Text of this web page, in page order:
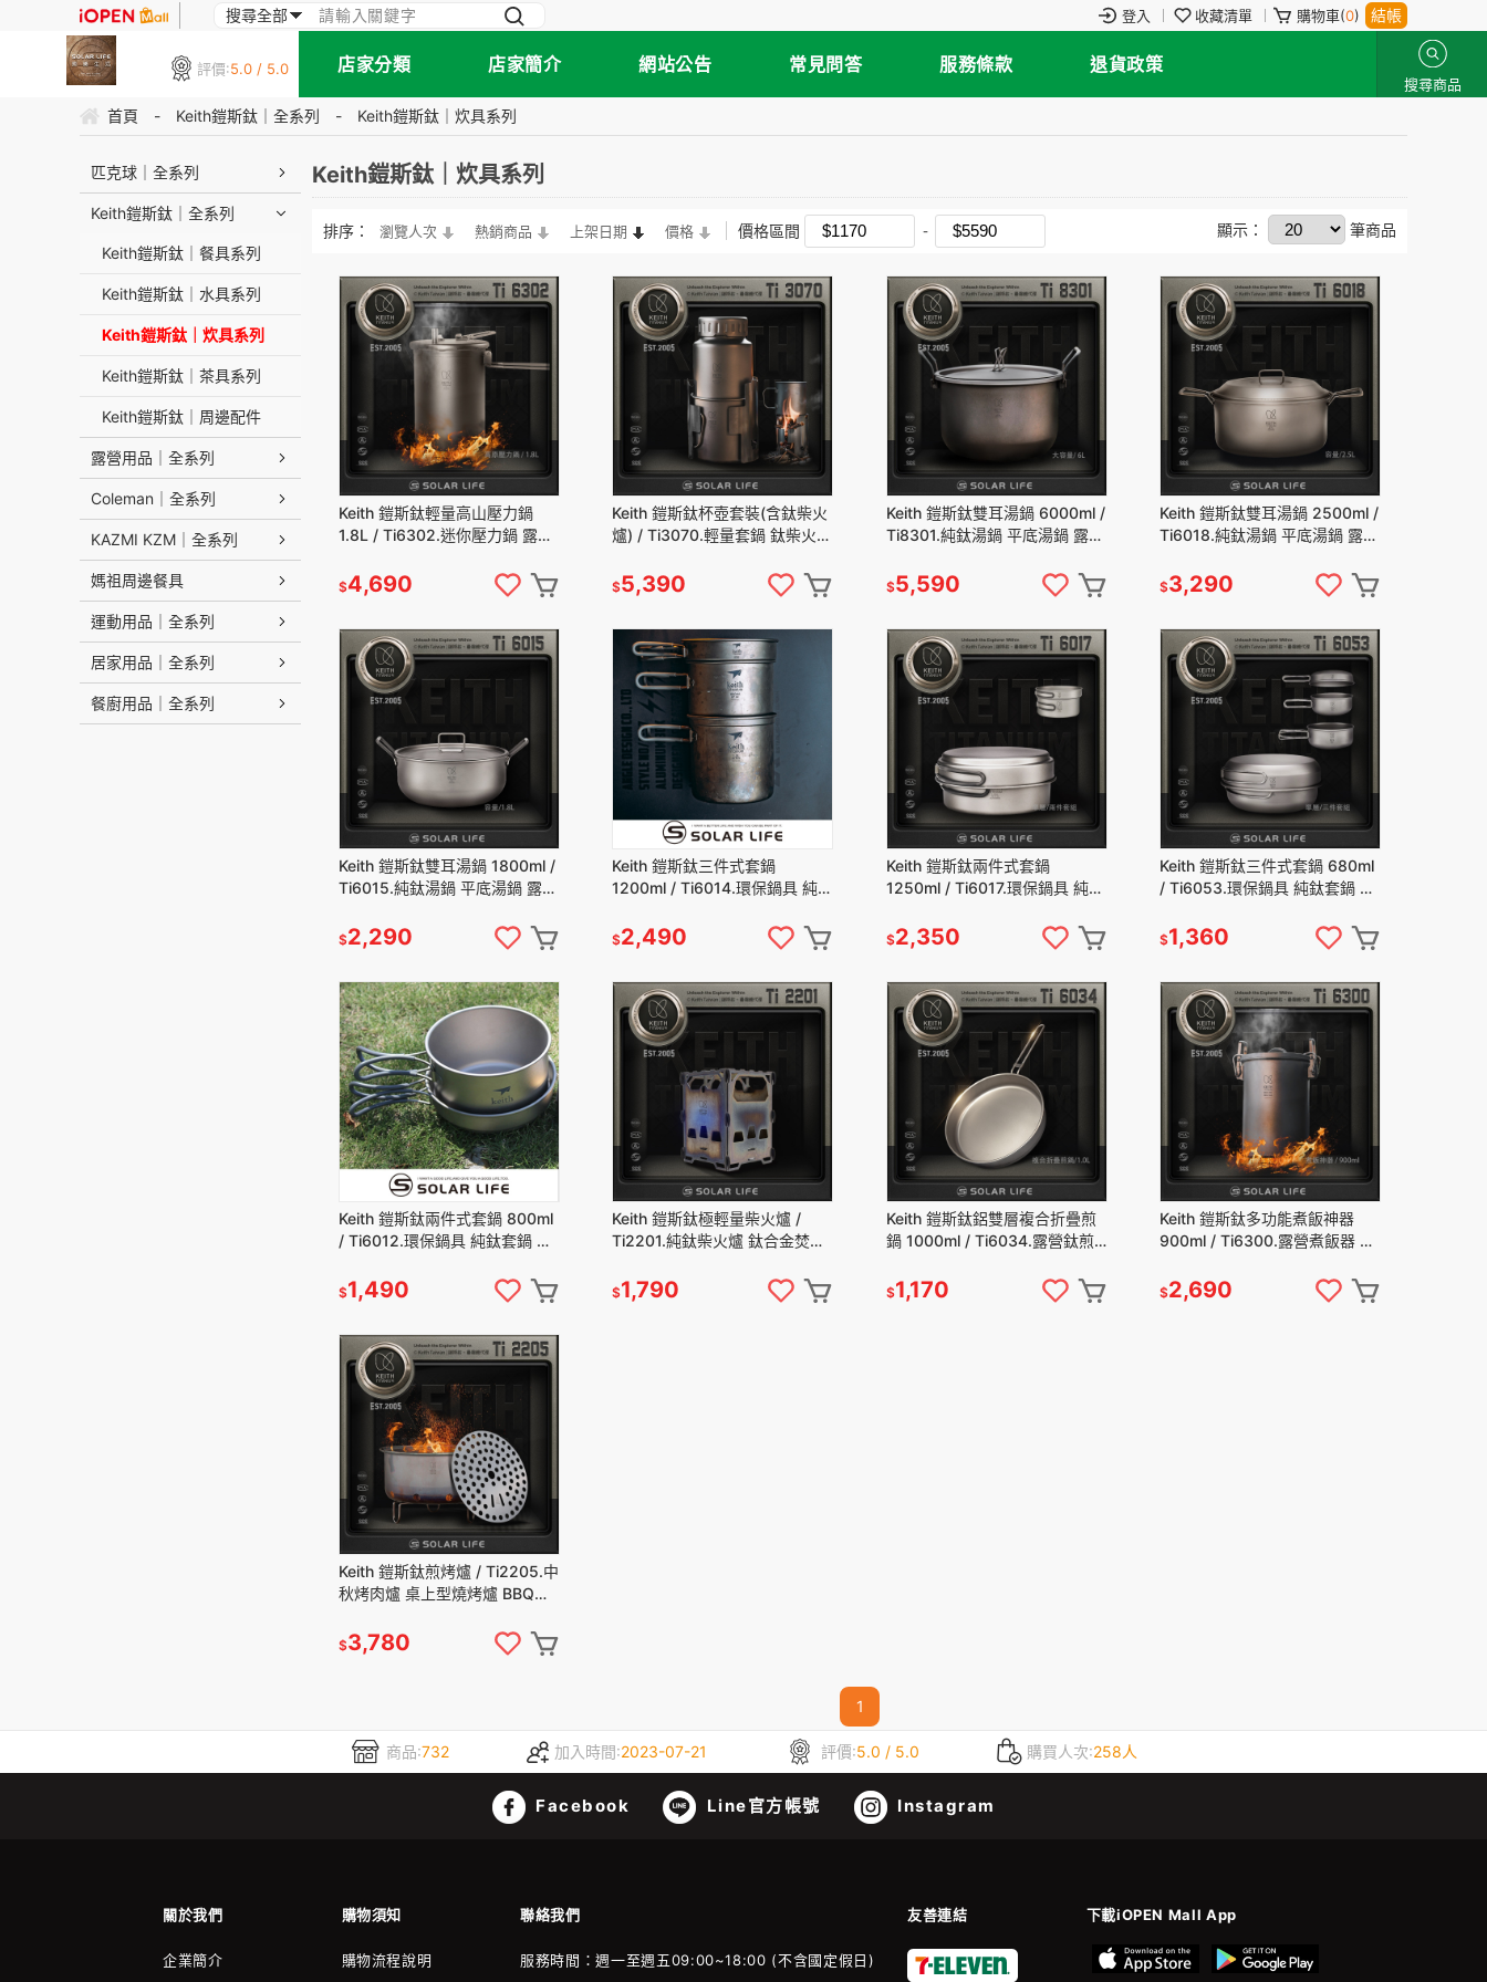
登入 收藏清單 購物車(0) 結帳
評價:5.0 / 5.0 店家分類 店家簡介 網站公告 常見問答 服務條款 退貨政策
搜尋商品
首頁 - Keith鎧斯鈦｜全系列 - Keith鎧斯鈦｜炊具系列
匹克球｜全系列
Keith鎧斯鈦｜全系列
Keith鎧斯鈦｜餐具系列
Keith鎧斯鈦｜水具系列
Keith鎧斯鈦｜炊具系列
Keith鎧斯鈦｜茶具系列
Keith鎧斯鈦｜周邊配件
露營用品｜全系列
Coleman｜全系列
KAZMI KZM｜全系列
媽祖周邊餐具
運動用品｜全系列
居家用品｜全系列
餐廚用品｜全系列
Keith鎧斯鈦｜炊具系列
排序： 瀏覽人次 熱銷商品 上架日期 價格 價格區間 顯示： 筆商品
Keith 鎧斯鈦輕量高山壓力鍋
1.8L / Ti6302.迷你壓力鍋 露營
量登山鍋
$4,690
Keith 鎧斯鈦杯壺套裝(含鈦柴火
爐) / Ti3070.輕量套鍋 鈦柴火爐
柴爐
$5,390
Keith 鎧斯鈦雙耳湯鍋 6000ml /
Ti8301.純鈦湯鍋 平底湯鍋 露營
具
$5,590
Keith 鎧斯鈦雙耳湯鍋 2500ml /
Ti6018.純鈦湯鍋 平底湯鍋 露營
具
$3,290
Keith 鎧斯鈦雙耳湯鍋 1800ml /
Ti6015.純鈦湯鍋 平底湯鍋 露營
$2,290
Keith 鎧斯鈦三件式套鍋
1200ml / Ti6014.環保鍋具 純鈦
山三件套鍋
$2,490
Keith 鎧斯鈦兩件式套鍋
1250ml / Ti6017.環保鍋具 純鈦
山兩件套鍋
$2,350
Keith 鎧斯鈦三件式套鍋 680ml
/ Ti6053.環保鍋具 純鈦套鍋 露
套鍋
$1,360
Keith 鎧斯鈦兩件式套鍋 800ml
/ Ti6012.環保鍋具 純鈦套鍋 露
套鍋
$1,490
Keith 鎧斯鈦極輕量柴火爐 /
Ti2201.純鈦柴火爐 鈦合金焚火
疊烤肉爐
$1,790
Keith 鎧斯鈦鋁雙層複合折疊煎
鍋 1000ml / Ti6034.露營鈦煎
摺疊單柄鍋
$1,170
Keith 鎧斯鈦多功能煮飯神器
900ml / Ti6300.露營煮飯器 登
蒸飯器
$2,690
Keith 鎧斯鈦煎烤爐 / Ti2205.中
秋烤肉爐 桌上型燒烤爐 BBQ爐
$3,780
1
商品:732 加入時間:2023-07-21 評價:5.0 / 5.0 購買人次:258人
Facebook Line官方帳號 Instagram
關於我們 購物須知 聯絡我們 友善連結 下載iOPEN Mall App
企業簡介 購物流程說明 服務時間：週一至週五09:00~18:00 (不含國定假日)